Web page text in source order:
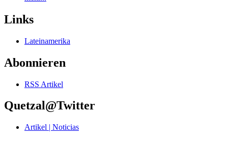
Links
Lateinamerika
Abonnieren
RSS Artikel
Quetzal@Twitter
Artikel | Noticias